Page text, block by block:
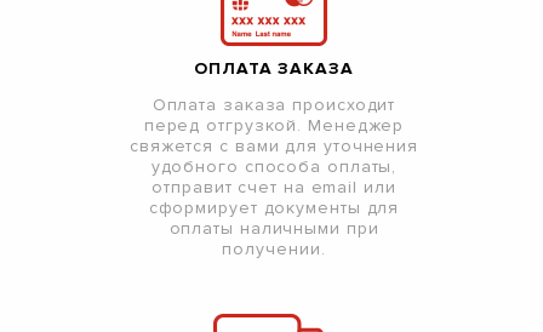
ОПЛАТА ЗАКАЗА
Оплата заказа происходит
перед отгрузкой. Менеджер
свяжется с вами для уточнения
удобного способа оплаты,
отправит счет на email или
сформирует документы для
оплаты наличными при
получении.